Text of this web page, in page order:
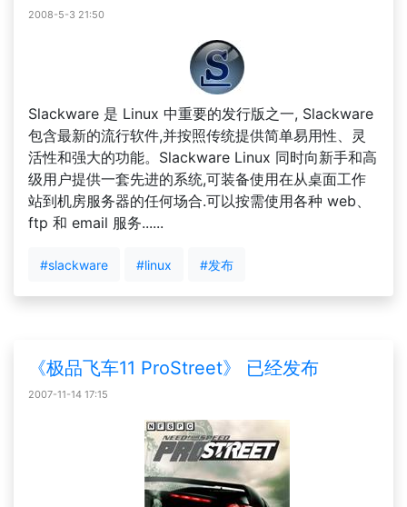
2008-5-3 21:50
Slackware 是 Linux 中重要的发行版之一, Slackware
包含最新的流行软件,并按照传统提供简单易用性、灵
活性和强大的功能。Slackware Linux 同时向新手和高
级用户提供一套先进的系统,可装备使用在从桌面工作
站到机房服务器的任何场合.可以按需使用各种 web、
ftp 和 email 服务......
#slackware #linux #发布
《极品飞车11 ProStreet》 已经发布
2007-11-14 17:15